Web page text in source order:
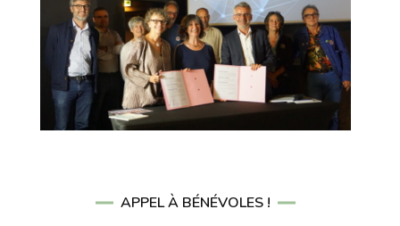
APPEL À BÉNÉVOLES !